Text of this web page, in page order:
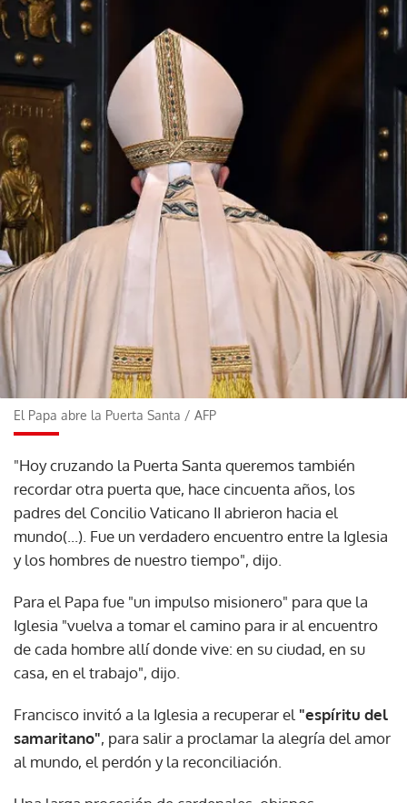
El Papa abre la Puerta Santa / AFP
"Hoy cruzando la Puerta Santa queremos también
recordar otra puerta que, hace cincuenta años, los
padres del Concilio Vaticano II abrieron hacia el
mundo(...). Fue un verdadero encuentro entre la Iglesia
y los hombres de nuestro tiempo", dijo.
Para el Papa fue "un impulso misionero" para que la
Iglesia "vuelva a tomar el camino para ir al encuentro
de cada hombre allí donde vive: en su ciudad, en su
casa, en el trabajo", dijo.
Francisco invitó a la Iglesia a recuperar el "espíritu del
samaritano", para salir a proclamar la alegría del amor
al mundo, el perdón y la reconciliación.